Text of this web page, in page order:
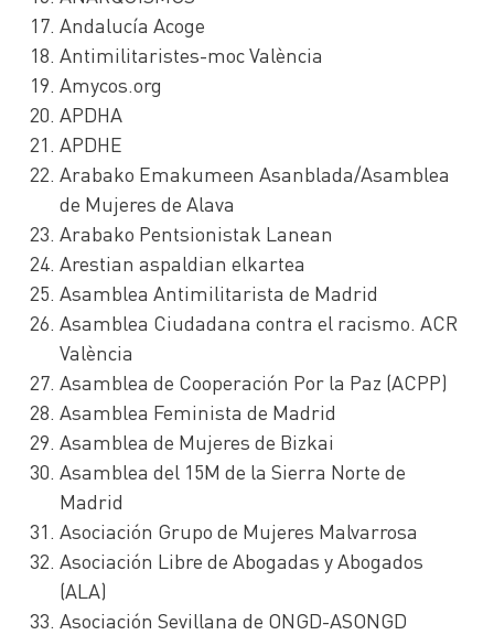
Andalucía Acoge
Antimilitaristes-moc València
Amycos.org
APDHA
APDHE
Arabako Emakumeen Asanblada/Asamblea
de Mujeres de Alava
Arabako Pentsionistak Lanean
Arestian aspaldian elkartea
Asamblea Antimilitarista de Madrid
Asamblea Ciudadana contra el racismo. ACR
València
Asamblea de Cooperación Por la Paz (ACPP)
Asamblea Feminista de Madrid
Asamblea de Mujeres de Bizkai
Asamblea del 15M de la Sierra Norte de
Madrid
Asociación Grupo de Mujeres Malvarrosa
Asociación Libre de Abogadas y Abogados
(ALA)
Asociación Sevillana de ONGD-ASONGD